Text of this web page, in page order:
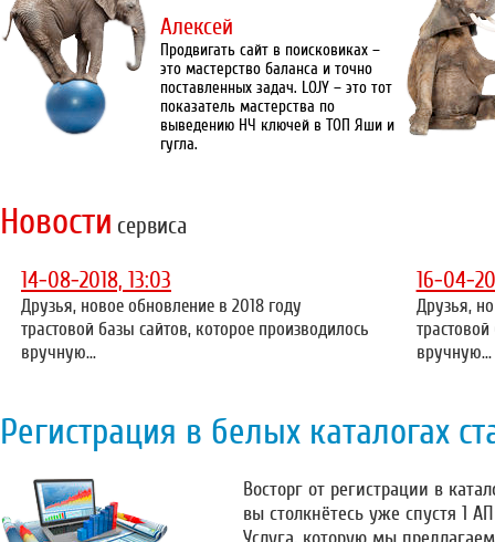
Алексей
Продвигать сайт в поисковиках –
это мастерство баланса и точно
поставленных задач. LOJY – это тот
показатель мастерства по
выведению НЧ ключей в ТОП Яши и
гугла.
Новости сервиса
14-08-2018, 13:03
Друзья, новое обновление в 2018 году
трастовой базы сайтов, которое производилось
вручную...
16-04-
Друзья,
вручную...
Регистрация в белых каталогах
Восторг от регистрации в
вы столкнётесь уже спустя 1